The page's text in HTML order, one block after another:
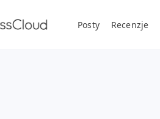
Posty Recenzje